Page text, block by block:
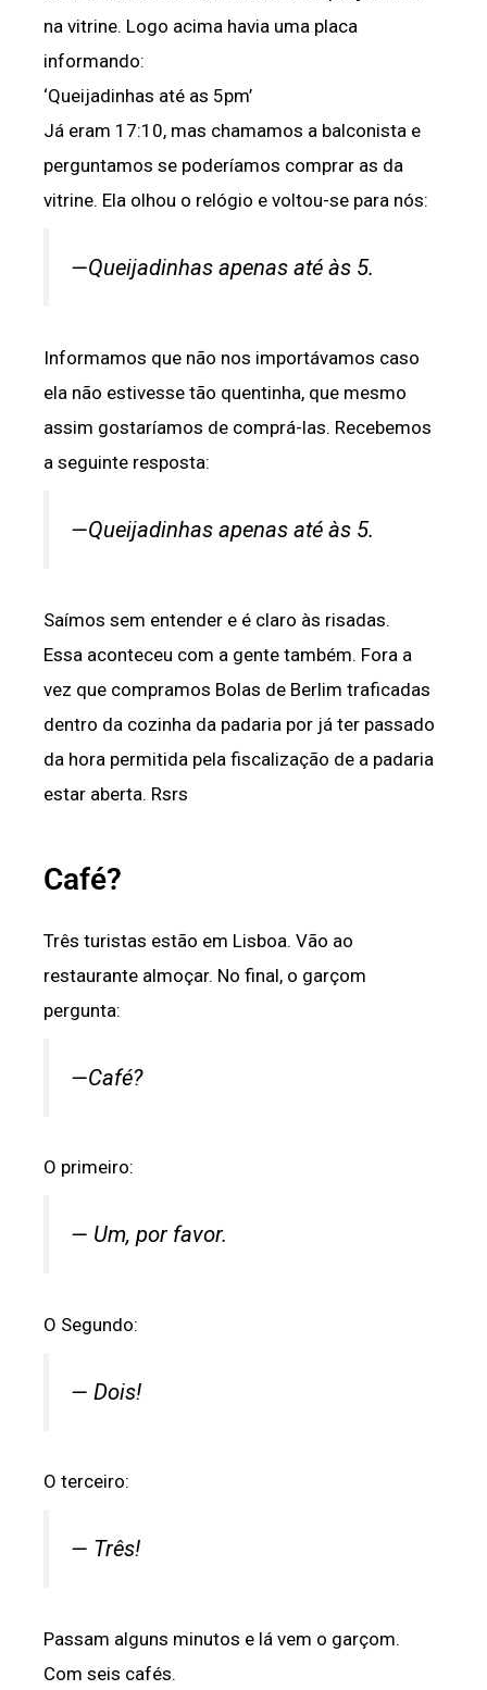
na vitrine. Logo acima havia uma placa
informando:
‘Queijadinhas até as 5pm’
Já eram 17:10, mas chamamos a balconista e
perguntamos se poderíamos comprar as da
vitrine. Ela olhou o relógio e voltou-se para nós:
—Queijadinhas apenas até às 5.
Informamos que não nos importávamos caso
ela não estivesse tão quentinha, que mesmo
assim gostaríamos de comprá-las. Recebemos
a seguinte resposta:
—Queijadinhas apenas até às 5.
Saímos sem entender e é claro às risadas.
Essa aconteceu com a gente também. Fora a
vez que compramos Bolas de Berlim traficadas
dentro da cozinha da padaria por já ter passado
da hora permitida pela fiscalização de a padaria
estar aberta. Rsrs
Café?
Três turistas estão em Lisboa. Vão ao
restaurante almoçar. No final, o garçom
pergunta:
—Café?
O primeiro:
— Um, por favor.
O Segundo:
— Dois!
O terceiro:
— Três!
Passam alguns minutos e lá vem o garçom.
Com seis cafés.